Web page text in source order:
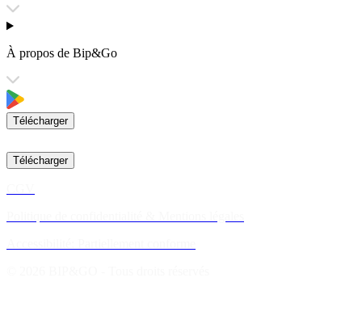
À propos de Bip&Go
Télécharger
Télécharger